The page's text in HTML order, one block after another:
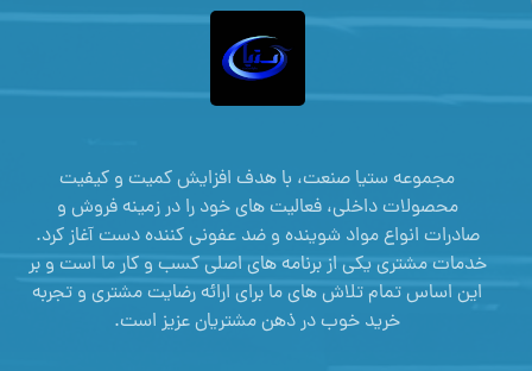
مجموعه ستیا صنعت، با هدف افزایش کمیت و کیفیت
محصولات داخلی، فعالیت های خود را در زمینه فروش و
صادرات انواع مواد شوینده و ضد عفونی کننده دست آغاز کرد.
خدمات مشتری یکی از برنامه های اصلی کسب و کار ما است و بر
این اساس تمام تلاش های ما برای ارائه رضایت مشتری و تجربه
خرید خوب در ذهن مشتریان عزیز است.